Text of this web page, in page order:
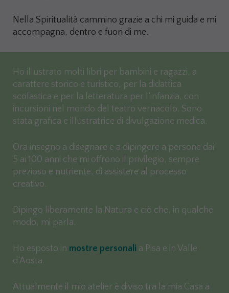
Nella Spiritualità cammino grazie a chi mi guida e mi
accompagna, dentro e fuori di me.
Ho illustrato molti libri per bambini e ragazzi, a
carattere storico e turistico, per la didattica
scolastica e per la letteratura per l’infanzia, con
incursioni nel mondo del teatro vernacolo. Sono
stata grafica e illustratrice di divulgazione medica.
Ora insegno a disegnare e a dipingere a persone dai
5 ai 100 anni che mi offrono il privilegio, sempre
prezioso e nutriente, di assistere al processo
creativo.
Dipingo liberamente la Natura e ciò che, in qualche
modo, mi parla.
Ho esposto in mostre personali a Pisa e in Valle
d’Aosta.
Attualmente il mio atelier è diviso tra la mia Casa a